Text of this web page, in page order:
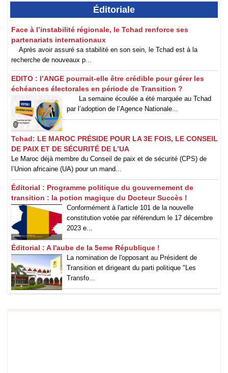
Éditoriale
Face à l’instabilité régionale, le Tchad renforce ses
partenariats internationaux
Après avoir assuré sa stabilité en son sein, le Tchad est à la
recherche de nouveaux p...
EDITO : l’ANGE pourrait-elle être crédible pour gérer les
échéances électorales en période de Transition ?
La semaine écoulée a été marquée au Tchad
par l’adoption de l’Agence Nationale...
Tchad: LE MAROC PRÉSIDE POUR LA 3E FOIS, LE CONSEIL
DE PAIX ET DE SÉCURITÉ DE L’UA
Le Maroc déjà membre du Conseil de paix et de sécurité (CPS) de
l’Union africaine (UA) pour un mand...
Éditorial : Programme politique du gouvernement de
transition : la potion magique du Docteur Succès !
Conformément à l'article 101 de la nouvelle
constitution votée par référendum le 17 décembre
2023 e...
Éditorial : A l'aube de la 5eme République !
La nomination de l'opposant au Président de
Transition et dirigeant du parti politique "Les
Transfo...